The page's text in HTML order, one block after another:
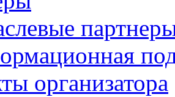
организатора